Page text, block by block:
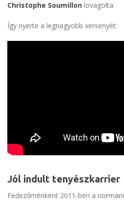
Christophe Soumillon lovagolta.
Így nyerte a legnagyobb versenyét:
Jól indult tenyészkarrier
Fedezőménként 2011-ben a